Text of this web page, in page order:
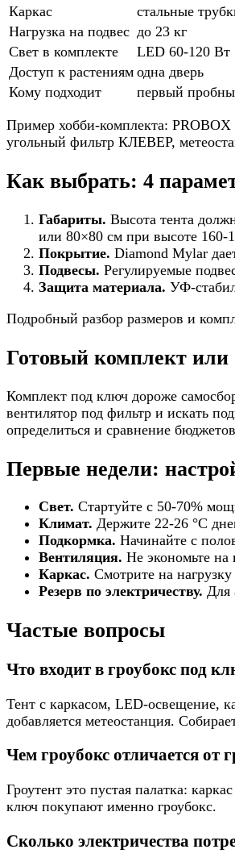
Каркас
стальные
Нагрузка на подвес до 23 кг
Свет в комплекте
LED 60-120 Вт
Доступ к растениям одна дверь
Кому подходит
первый
Пример хобби-комплекта:
угольный фильтр КЛЕВЕР,
Как выбрать: 4
Габариты. Высота тента
или 80×80 см при высоте 160-
Покрытие. Diamond Mylar
Подвесы. Регулируемые
Защита материала. УФ-
Подробный разбор размеров и
Готовый комплект или
Комплект под ключ дороже
вентилятор под фильтр и искать
определиться и сравнение бюджетов
Первые недели:
Свет. Стартуйте с 50-70%
Климат. Держите 22-26 °C
Подкормка. Начинайте с
Вентиляция. Не экономьте на
Каркас. Смотрите на
Резерв по электричеству. Для
Частые вопросы
Что входит в гроубокс под
Тент с каркасом, LED-освещение,
добавляется метеостанция.
Чем гроубокс отличается от
Гроутент это пустая палатка:
ключ покупают именно гроубокс.
Сколько электричества